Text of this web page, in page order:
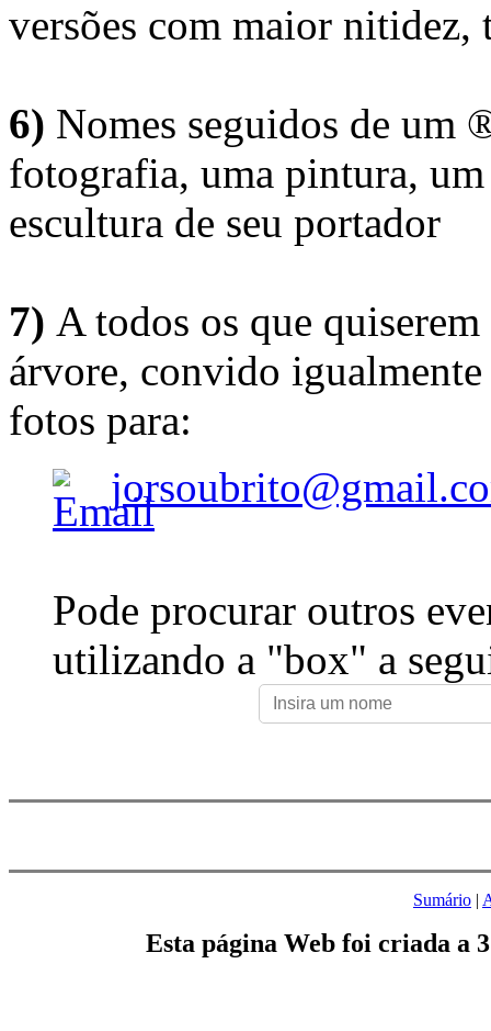
versões com maior nitidez,
6) Nomes seguidos de um
fotografia, uma pintura,
escultura de seu portador
7) A todos os que
árvore, convido
fotos para:
Pode procurar outros
utilizando a "box" a
Sumário |
Esta página Web foi criada a